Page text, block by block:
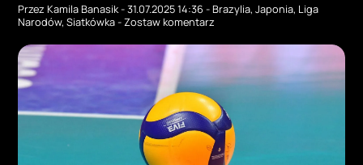
PrzezKamila Banasik-31.07.2025 14:36-Brazylia,Japonia, Liga
Narodów,Siatkówka-Zostaw komentarz